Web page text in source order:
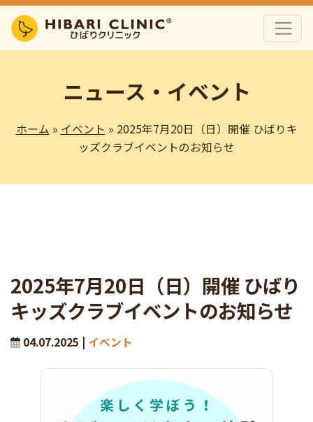
ニュース・イベント
ホーム » イベント » 2025年7月20日（日）開催 ひばりキ
ッズクラブイベントのお知らせ
2025年7月20日（日）開催 ひばり
キッズクラブイベントのお知らせ
04.07.2025 | イベント